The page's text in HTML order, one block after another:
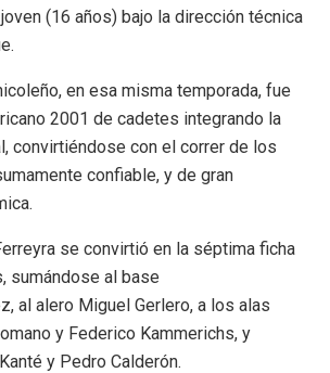
(16 años) bajo la dirección técnica
en esa misma temporada, fue
2001 de cadetes integrando la
convirtiéndose con el correr de los
confiable, y de gran
se convirtió en la séptima ficha
sumándose al base
al alero Miguel Gerlero, a los alas
y Federico Kammerichs, y
y Pedro Calderón.